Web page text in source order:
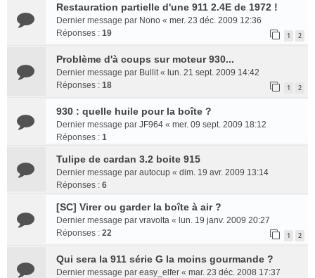
Restauration partielle d'une 911 2.4E de 1972 !
Dernier message par Nono « mer. 23 déc. 2009 12:36
Réponses : 19 1 2
Problème d'à coups sur moteur 930...
Dernier message par Bullit« lun. 21 sept. 2009 14:42
Réponses : 18 1 2
930 : quelle huile pour la boîte ?
Dernier message par JF964 « mer. 09 sept. 2009 18:12
Réponses : 1
Tulipe de cardan 3.2 boite 915
Dernier message par autocup « dim. 19 avr. 2009 13:14
Réponses : 6
[SC] Virer ou garder la boîte à air ?
Dernier message par vravolta « lun. 19 janv. 2009 20:27
Réponses : 22 1 2
Qui sera la 911 série G la moins gourmande ?
Dernier message par easy_elfer « mar. 23 déc. 2008 17:37